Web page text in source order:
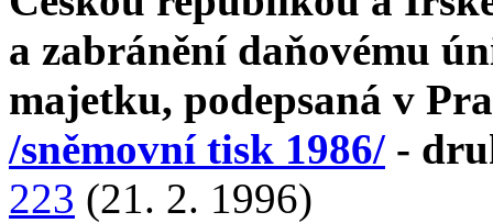
a zabránění daňovému
majetku, podepsaná v
/sněmovní tisk 1986/ -
223 (21. 2. 1996)